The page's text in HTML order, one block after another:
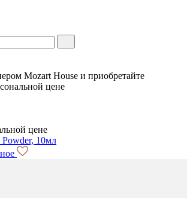
Mozart House и приобретайте
цене
цене
Powder, 10мл